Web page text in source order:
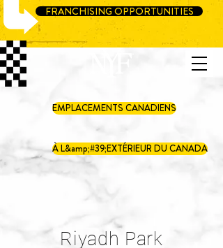
FRANCHISING OPPORTUNITIES
EMPLACEMENTS CANADIENS
À L&amp;#39;EXTÉRIEUR DU CANADA
Riyadh Park